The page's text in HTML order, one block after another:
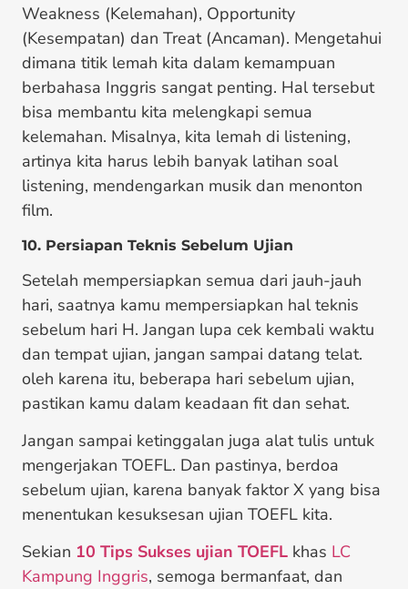
Weakness (Kelemahan), Opportunity
(Kesempatan) dan Treat (Ancaman). Mengetahui
dimana titik lemah kita dalam kemampuan
berbahasa Inggris sangat penting. Hal tersebut
bisa membantu kita melengkapi semua
kelemahan. Misalnya, kita lemah di listening,
artinya kita harus lebih banyak latihan soal
listening, mendengarkan musik dan menonton
film.
10. Persiapan Teknis Sebelum Ujian
Setelah mempersiapkan semua dari jauh-jauh
hari, saatnya kamu mempersiapkan hal teknis
sebelum hari H. Jangan lupa cek kembali waktu
dan tempat ujian, jangan sampai datang telat.
oleh karena itu, beberapa hari sebelum ujian,
pastikan kamu dalam keadaan fit dan sehat.
Jangan sampai ketinggalan juga alat tulis untuk
mengerjakan TOEFL. Dan pastinya, berdoa
sebelum ujian, karena banyak faktor X yang bisa
menentukan kesuksesan ujian TOEFL kita.
Sekian 10 Tips Sukses ujian TOEFL khas LC
Kampung Inggris, semoga bermanfaat, dan